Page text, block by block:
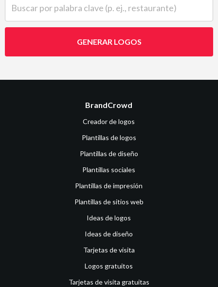
GENERAR LOGOS
BrandCrowd
Creador de logos
Plantillas de logos
Plantillas de diseño
Plantillas sociales
Plantillas de impresión
Plantillas de sitios web
Ideas de logos
Ideas de diseño
Tarjetas de visita
Logos gratuitos
Tarjetas de visita gratuitas